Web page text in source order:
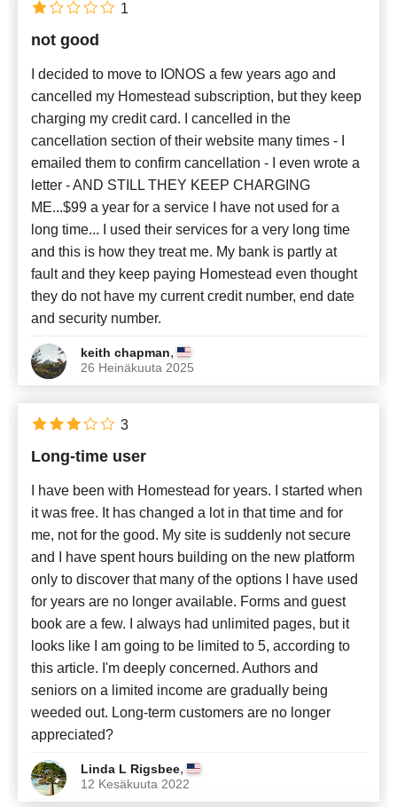
not good
I decided to move to IONOS a few years ago and
cancelled my Homestead subscription, but they keep
charging my credit card. I cancelled in the
cancellation section of their website many times - I
emailed them to confirm cancellation - I even wrote a
letter - AND STILL THEY KEEP CHARGING
ME...$99 a year for a service I have not used for a
long time... I used their services for a very long time
and this is how they treat me. My bank is partly at
fault and they keep paying Homestead even thought
they do not have my current credit number, end date
and security number.
keith chapman,
26 Heinäkuuta 2025
1
Long-time user
I have been with Homestead for years. I started when
it was free. It has changed a lot in that time and for
me, not for the good. My site is suddenly not secure
and I have spent hours building on the new platform
only to discover that many of the options I have used
for years are no longer available. Forms and guest
book are a few. I always had unlimited pages, but it
looks like I am going to be limited to 5, according to
this article. I'm deeply concerned. Authors and
seniors on a limited income are gradually being
weeded out. Long-term customers are no longer
appreciated?
Linda L Rigsbee,
12 Kesäkuuta 2022
3